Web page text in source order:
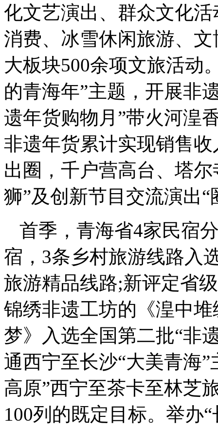
化文艺演出、群众文化
消费、冰雪休闲旅游、
大板块500余项文旅活动
的青海年”主题，开展非
遗年货购物月”带火河湟
非遗年货累计实现销售
出圈，千户营高台、塔
狮”及创新节目交流演出“
首季，青海省4家民宿
宿，3条乡村旅游线路入
旅游精品线路;新评定省
锦绣非遗工坊的《湟中
梦》入选全国第二批“非
通西宁至长沙“大美青海
高原”西宁至茶卡至林芝
100列的既定目标。举办